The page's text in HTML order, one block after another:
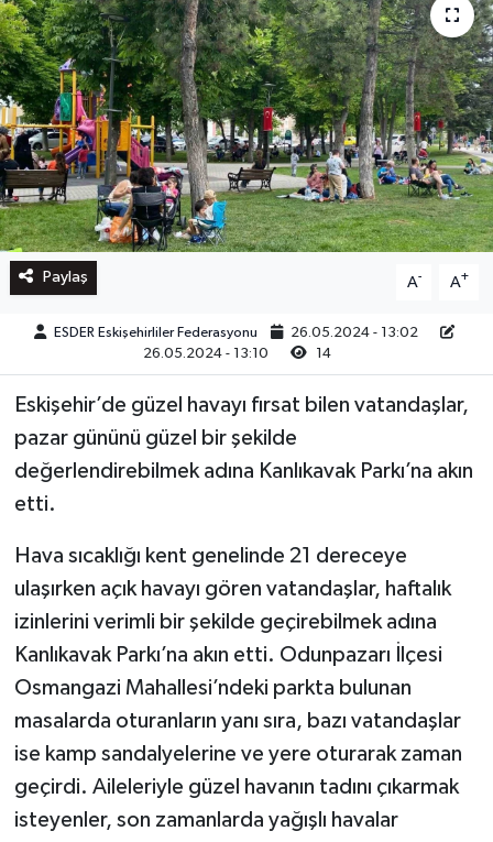
Paylaş A- A+
ESDER Eskişehirliler Federasyonu
26.05.2024 - 13:02
26.05.2024 - 13:10
14
Eskişehir’de güzel havayı fırsat bilen vatandaşlar,
pazar gününü güzel bir şekilde
değerlendirebilmek adına Kanlıkavak Parkı’na akın
etti.
Hava sıcaklığı kent genelinde 21 dereceye
ulaşırken açık havayı gören vatandaşlar, haftalık
izinlerini verimli bir şekilde geçirebilmek adına
Kanlıkavak Parkı’na akın etti. Odunpazarı İlçesi
Osmangazi Mahallesi’ndeki parkta bulunan
masalarda oturanların yanı sıra, bazı vatandaşlar
ise kamp sandalyelerine ve yere oturarak zaman
geçirdi. Aileleriyle güzel havanın tadını çıkarmak
isteyenler, son zamanlarda yağışlı havalar